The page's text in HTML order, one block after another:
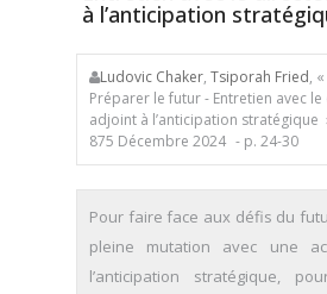
à l’anticipation
Ludovic Chaker, Tsiporah Fried,
Préparer le futur - Entretien avec
adjoint à l’anticipation stratégique
875 Décembre 2024 - p. 24-30
Pour faire face aux défis du
pleine mutation avec une
l’anticipation stratégique,